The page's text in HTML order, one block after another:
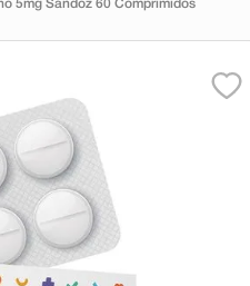
5mg Sandoz 60 Comprimidos